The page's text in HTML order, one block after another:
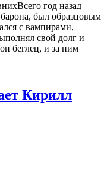
Всего год назад
был образцовым
с вампирами,
свой долг и
беглец, и за ним
Кирилл